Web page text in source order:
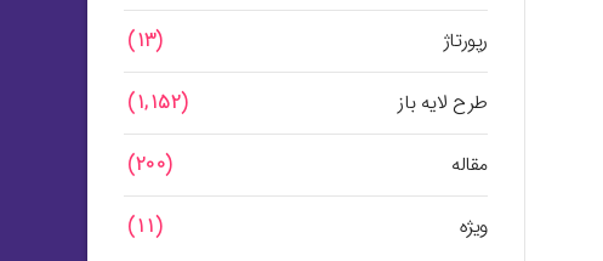
رپورتاژ (13)
طرح لایه باز (1,152)
مقاله (200)
ویژه (11)